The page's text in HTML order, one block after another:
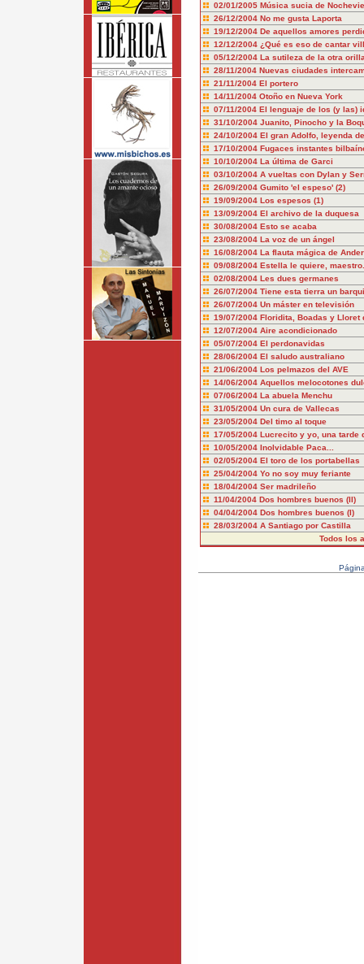
02/01/2005 Música sucia de
26/12/2004 No me gusta Laporta
19/12/2004 De aquellos amores
12/12/2004 ¿Qué es eso de cantar
05/12/2004 La sutileza de la otra
28/11/2004 Nuevas ciudades
21/11/2004 El portero
14/11/2004 Otoño en Nueva York
07/11/2004 El lenguaje de los (y las)
31/10/2004 Juanito, Pinocho y la
24/10/2004 El gran Adolfo, leyenda
17/10/2004 Fugaces instantes
10/10/2004 La última de Garci
03/10/2004 A vueltas con Dylan y
26/09/2004 Gumito 'el espeso' (2)
19/09/2004 Los espesos (1)
13/09/2004 El archivo de la duquesa
30/08/2004 Esto se acaba
23/08/2004 La voz de un ángel
16/08/2004 La flauta mágica de
09/08/2004 Estella le quiere, maestro.
02/08/2004 Les dues germanes
26/07/2004 Tiene esta tierra un
26/07/2004 Un máster en televisión
19/07/2004 Floridita, Boadas y Lloret
12/07/2004 Aire acondicionado
05/07/2004 El perdonavidas
28/06/2004 El saludo australiano
21/06/2004 Los pelmazos del AVE
14/06/2004 Aquellos melocotones
07/06/2004 La abuela Menchu
31/05/2004 Un cura de Vallecas
23/05/2004 Del timo al toque
17/05/2004 Lucrecito y yo, una tarde
10/05/2004 Inolvidable Paca...
02/05/2004 El toro de los portabellas
25/04/2004 Yo no soy muy feriante
18/04/2004 Ser madrileño
11/04/2004 Dos hombres buenos (II)
04/04/2004 Dos hombres buenos (I)
28/03/2004 A Santiago por Castilla
Todos los